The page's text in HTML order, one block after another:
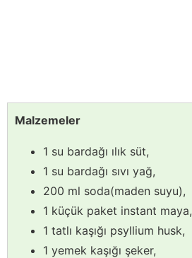
Malzemeler
1 su bardağı ılık süt,
1 su bardağı sıvı yağ,
200 ml soda(maden suyu),
1 küçük paket instant maya,
1 tatlı kaşığı psyllium husk,
1 yemek kaşığı şeker,